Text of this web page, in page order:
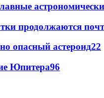
продолжаются
опасный астероид22
Юпитера96